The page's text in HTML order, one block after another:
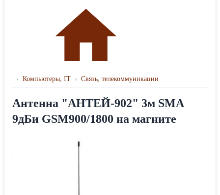
› Компьютеры, IT › Связь, телекоммуникации
Антенна "АНТЕЙ-902" 3м SMA
9дБи GSM900/1800 на магните